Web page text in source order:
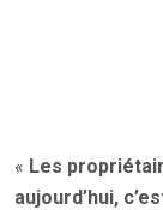
« Les
aujourd’hui,